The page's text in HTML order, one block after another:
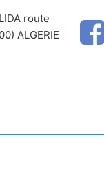
route
ALGERIE